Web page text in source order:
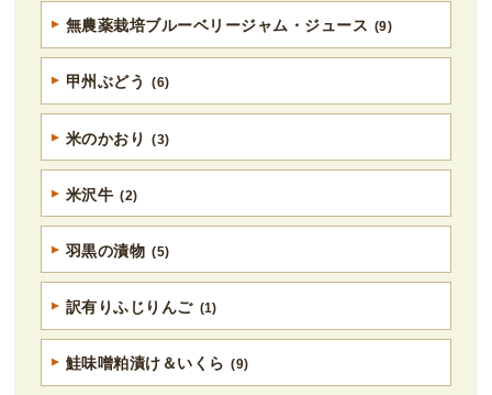
無農薬栽培ブルーベリージャム・ジュース (9)
甲州ぶどう (6)
米のかおり (3)
米沢牛 (2)
羽黒の漬物 (5)
訳有りふじりんご (1)
鮭味噌粕漬け＆いくら (9)